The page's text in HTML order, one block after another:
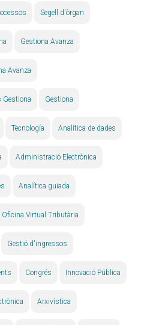
Segell d'òrgan
Gestiona Avanza
Avanza
Gestiona Gestiona
Tecnología Analítica de dades
Administració Electrònica
Analítica guiada
Oficina Virtual Tributària
Gestió d'ingressos
Congrés Innovació Pública
Arxivística